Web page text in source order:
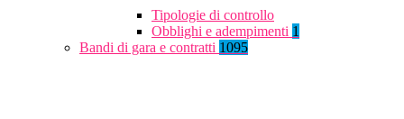
Tipologie di controllo
Obblighi e adempimenti 1
Bandi di gara e contratti 1095